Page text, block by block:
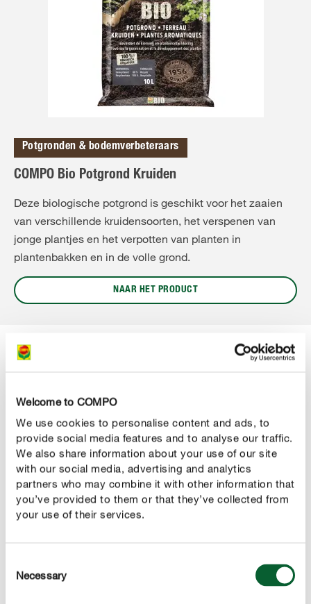
Welcome to COMPO
We use cookies to personalise content and ads, to
provide social media features and to analyse our traffic.
We also share information about your use of our site
with our social media, advertising and analytics
partners who may combine it with other information that
you’ve provided to them or that they’ve collected from
your use of their services.
Selection
Necessary
Potgronden & bodemverbeteraars
COMPO Bio Potgrond Kruiden
Deze biologische potgrond is geschikt voor het zaaien
van verschillende kruidensoorten, het verspenen van
jonge plantjes en het verpotten van planten in
plantenbakken en in de volle grond.
NAAR HET PRODUCT
potworden aangeplant. Hiervoor kan je een aangepaste
kruidenpotgrond gebruiken. Door de bodem van de pot te
bedekken met een laagjedrainagemateriaal zoals
COMPO Bio Granuplant Hydrokorrels, voorkom je dat de
planten worden blootgesteld aan wateroverlast en dat de
wortels gaan rotten. Door een portie van deze korrels
met de potgrond te vermengen, creëer je een luchtige
eveneens zo snel mogelijk verpotten. De potten waarin